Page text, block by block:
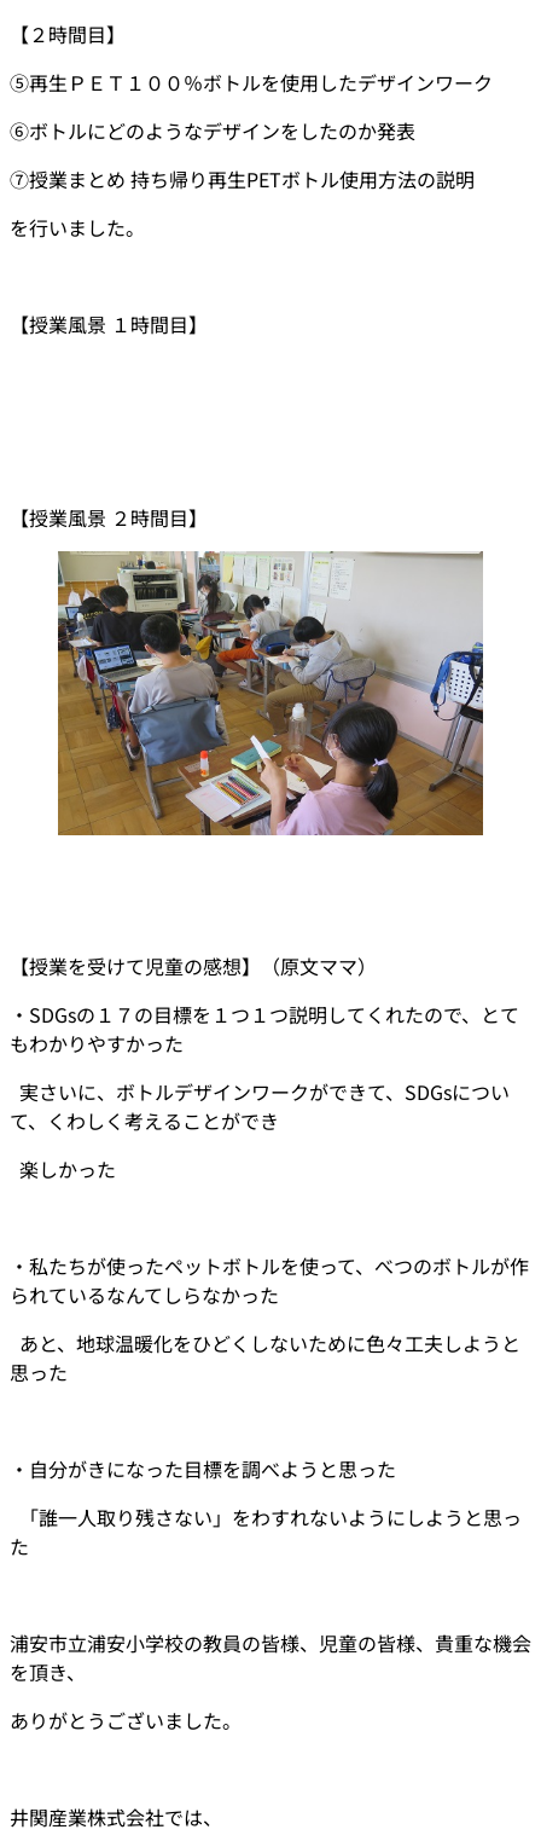
【２時間目】
⑤再生ＰＥＴ１００％ボトルを使用したデザインワーク
⑥ボトルにどのようなデザインをしたのか発表
⑦授業まとめ 持ち帰り再生PETボトル使用方法の説明
を行いました。
【授業風景 １時間目】
【授業風景 ２時間目】
【授業を受けて児童の感想】（原文ママ）
・SDGsの１７の目標を１つ１つ説明してくれたので、とて
もわかりやすかった
実さいに、ボトルデザインワークができて、SDGsについ
て、くわしく考えることができ
楽しかった
・私たちが使ったペットボトルを使って、べつのボトルが作
られているなんてしらなかった
あと、地球温暖化をひどくしないために色々工夫しようと
思った
・自分がきになった目標を調べようと思った
「誰一人取り残さない」をわすれないようにしようと思っ
た
浦安市立浦安小学校の教員の皆様、児童の皆様、貴重な機会
を頂き、
ありがとうございました。
井関産業株式会社では、